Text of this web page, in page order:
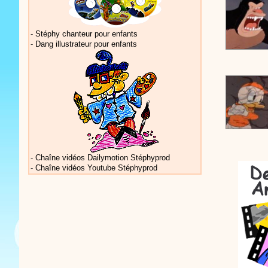
Actualités
Vidéos
- Stéphy chanteur pour enfants
- Dang illustrateur pour enfants
- Chaîne vidéos Dailymotion Stéphyprod
- Chaîne vidéos Youtube Stéphyprod